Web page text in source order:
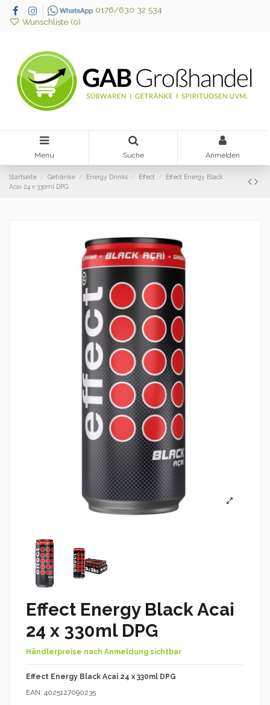
0176/630 32 534
Wunschliste (0)
Menu Suche Anmelden
Startseite Getränke Energy Drinks Effect
Effect Energy Black
Acai 24 x 330ml DPG
Effect Energy Black Acai
24 x 330ml DPG
Händlerpreise nach Anmeldung sichtbar
Effect Energy Black Acai 24 x 330ml DPG
EAN: 4025127090235